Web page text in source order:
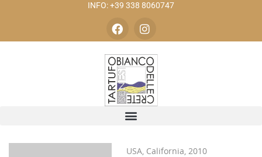
INFO: +39 338 8060747
USA, California, 2010